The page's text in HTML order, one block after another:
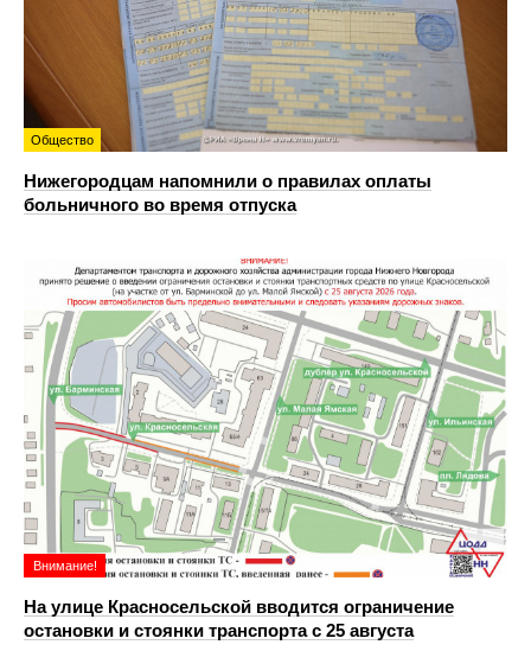
Общество
Нижегородцам напомнили о правилах оплаты
больничного во время отпуска
Внимание!
На улице Красносельской вводится ограничение
остановки и стоянки транспорта с 25 августа